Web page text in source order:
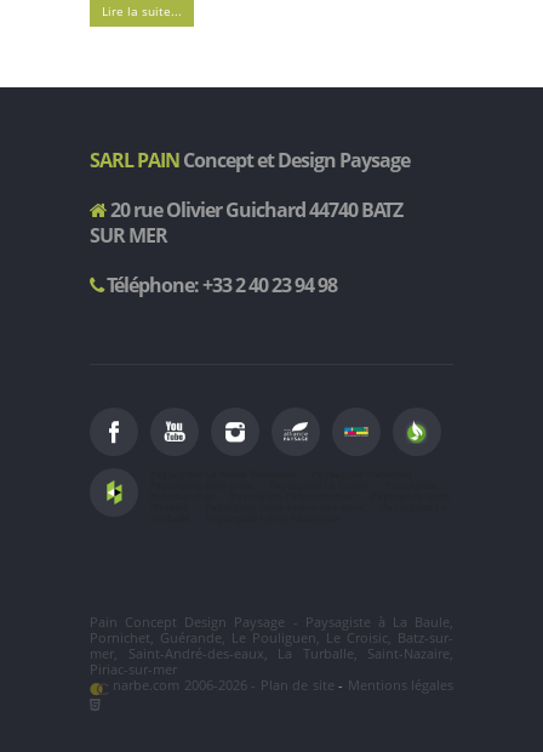
Lire la suite...
SARL PAINConcept et Design Paysage
20 rue Olivier Guichard 44740 BATZ
SUR MER
Téléphone: +33 2 40 23 94 98
Pain Concept Design Paysage - Paysagiste à La Baule,
Pornichet, Guérande, Le Pouliguen, Le Croisic, Batz-sur-
mer, Saint-André-des-eaux, La Turballe, Saint-Nazaire,
Piriac-sur-mer
narbe.com 2006-2026 - Plan de site - Mentions légales